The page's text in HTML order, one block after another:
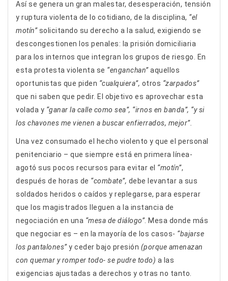
Así se genera un gran malestar, desesperación, tensión
y ruptura violenta de lo cotidiano, de la disciplina, “el
motín”solicitando su derecho a la salud, exigiendo se
descongestionen los penales: la prisión domiciliaria
para los internos que integran los grupos de riesgo. En
esta protesta violenta se “enganchan”aquellos
oportunistas que piden “cualquiera”, otros “zarpados”
que ni saben que pedir. El objetivo es aprovechar esta
volada y “ganar la calle como sea”, “irnos en banda”, “y si
los chavones me vienen a buscar enfierrados, mejor”.
Una vez consumado el hecho violento y que el personal
penitenciario – que siempre está en primera línea-
agotó sus pocos recursos para evitar el “motín”,
después de horas de “combate”, debe levantar a sus
soldados heridos o caídos y replegarse, para esperar
que los magistrados lleguen a la instancia de
negociación en una “mesa de diálogo”. Mesa donde más
que negociar es – en la mayoría de los casos- “bajarse
los pantalones”y ceder bajo presión (porque amenazan
con quemar y romper todo- se pudre todo) a las
exigencias ajustadas a derechos y otras no tanto.